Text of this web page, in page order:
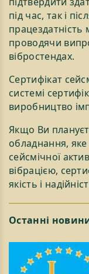
під час, так і
проводячи
вібростендах.
Сертифікат
системі
виробництво
Якщо Ви
обладнання,
сейсмічної
вібрацією,
якість і
Останні